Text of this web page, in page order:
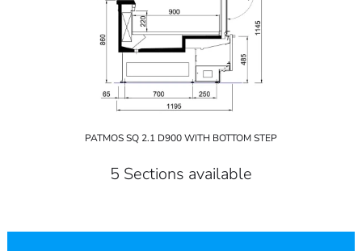
PATMOS SQ 2.1 D900 WITH BOTTOM STEP
5 Sections available